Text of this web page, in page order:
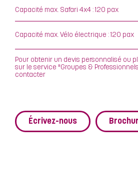
Capacité max. Safari 4x4 : 120 pax
Capacité max. Vélo électrique : 120 pax
Pour obtenir un devis personnalisé ou
sur le service "Groupes &
contacter
Écrivez-nous